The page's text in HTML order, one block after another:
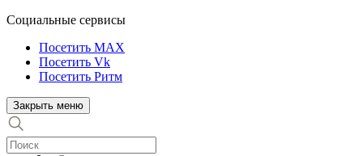
Социальные сервисы
Посетить MAX
Посетить Vk
Посетить Ритм
Закрыть меню